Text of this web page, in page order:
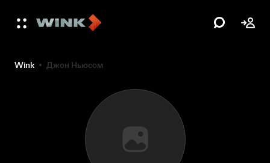
Wink Джон Ньюсом